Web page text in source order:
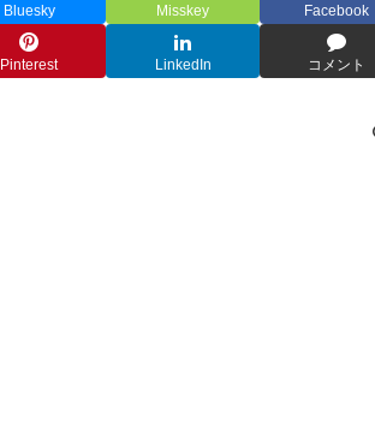
Bluesky Misskey Facebook
Pinterest LinkedIn コメント